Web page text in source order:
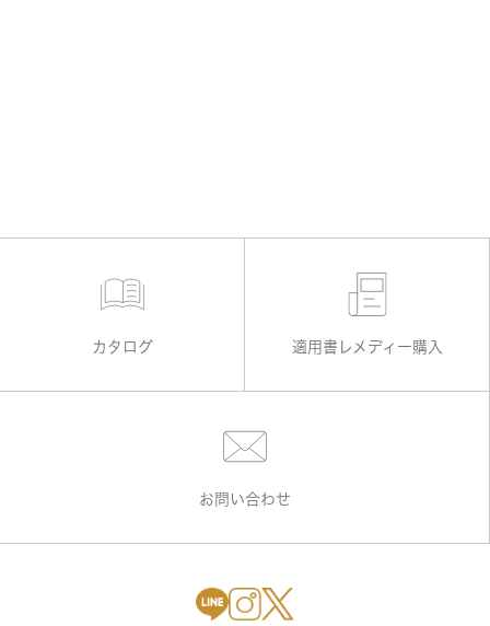
カタログ 適用書レメディー購入
お問い合わせ